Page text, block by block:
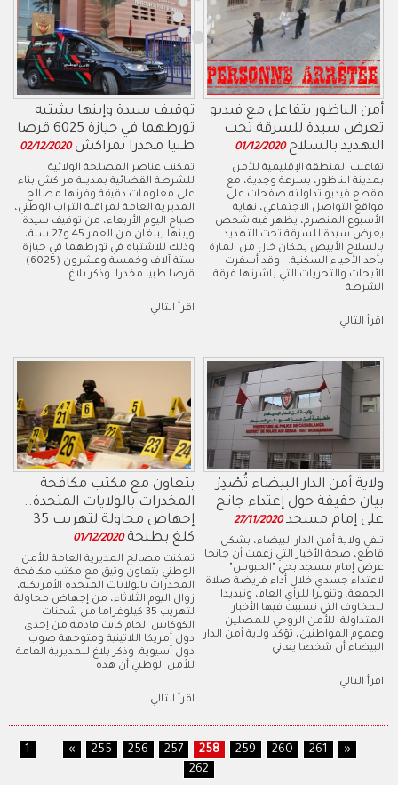
توقيف سيدة وإبنها يشتبه
تورطهما في حيازة 6025 قرصا
طبيا مخدرا بمراكش 02/12/2020
تمكنت عناصر المصلحة الولائية
للشرطة القضائية بمدينة مراكش بناء
على معلومات دقيقة وفرتها مصالح
المديرية العامة لمراقبة التراب الوطني،
صباح اليوم الأربعاء، من توقيف سيدة
وإبنها يبلغان من العمر 45 و27 سنة،
وذلك للاشتباه في تورطهما في حيازة
ستة آلاف وخمسة وعشرون (6025)
قرصا طبيا مخدرا. وذكر بلاغ
اقرأ التالي
أمن الناظور يتفاعل مع فيديو
تعرض سيدة للسرقة تحت
التهديد بالسلاح 01/12/2020
تفاعلت المنطقة الإقليمية للأمن
بمدينة الناظور، بسرعة وجدية، مع
مقطع فيديو تداولته صفحات على
مواقع التواصل الاجتماعي، نهاية
الأسبوع المنصرم، يظهر فيه شخص
يعرض سيدة للسرقة تحت التهديد
بالسلاح الأبيض بمكان خال من المارة
بأحد الأحياء السكنية. وقد أسفرت
الأبحاث والتحريات التي باشرتها فرقة
الشرطة
اقرأ التالي
بتعاون مع مكتب مكافحة
المخدرات بالولايات المتحدة..
إجهاض محاولة لتهريب 35
كلغ بطنجة 01/12/2020
تمكنت مصالح المديرية العامة للأمن
الوطني بتعاون وثيق مع مكتب مكافحة
المخدرات بالولايات المتحدة الأمريكية،
زوال اليوم الثلاثاء، من إجهاض محاولة
لتهريب 35 كيلوغراما من شحنات
الكوكايين الخام كانت قادمة من إحدى
دول أمريكا اللاتينية ومتوجهة صوب
دول آسيوية. وذكر بلاغ للمديرية العامة
للأمن الوطني أن هذه
اقرأ التالي
ولاية أمن الدار البيضاء تُصْدِرْ
بيان حقيقة حول إعتداء جانح
على إمام مسجد 27/11/2020
تنفي ولاية أمن الدار البيضاء، بشكل
قاطع، صحة الأخبار التي زعمت أن جانحا
عرض إمام مسجد بحي "الحبوس"
لاعتداء جسدي خلال أداء فريضة صلاة
الجمعة. وتنويرا للرأي العام، وتبديدا
للمخاوف التي تسببت فيها الأخبار
المتداولة للأمن الروحي للمصلين
وعموم المواطنين، تؤكد ولاية أمن الدار
البيضاء أن شخصا يعاني
اقرأ التالي
1 « 255 256 257 258 259 260 261 »
262